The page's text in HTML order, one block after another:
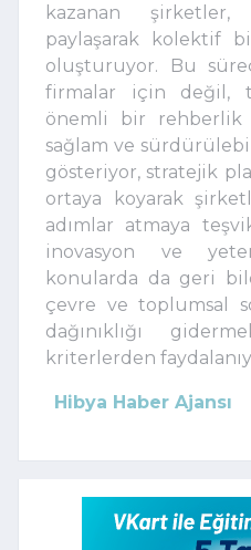
kazanan şirketler,
paylaşarak kolektif
oluşturuyor. Bu
firmalar için değil,
önemli bir rehberlik
sağlam ve
gösteriyor, stratejik
ortaya koyarak
adımlar atmaya
inovasyon ve
konularda da geri
çevre ve toplumsal
dağınıklığı
kriterlerden
Hibya Haber Ajansı